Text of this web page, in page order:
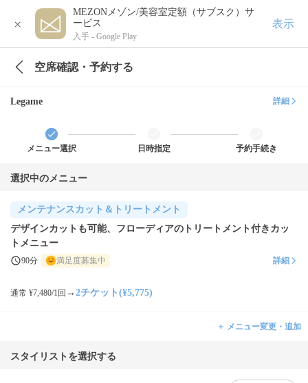
×
MEZONメゾン/美容室定額（サブスク）サ
ービス
入手 - Google Play
表示
空席確認・予約する
Legame 詳細
メニュー選択 日時指定 予約手続き
選択中のメニュー
メンテナンスカット＆トリートメント
デザインカットも可能、フローディアのトリートメント付きカッ
トメニュー
90分 満足度募集中 詳細
通常 ¥7,480/1回 → 2チケット(¥5,775)
＋ メニュー変更・追加
スタイリストを選択する